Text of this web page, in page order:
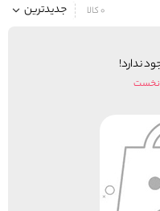
جدیدترین 0 کالا
ندارد!
نخست